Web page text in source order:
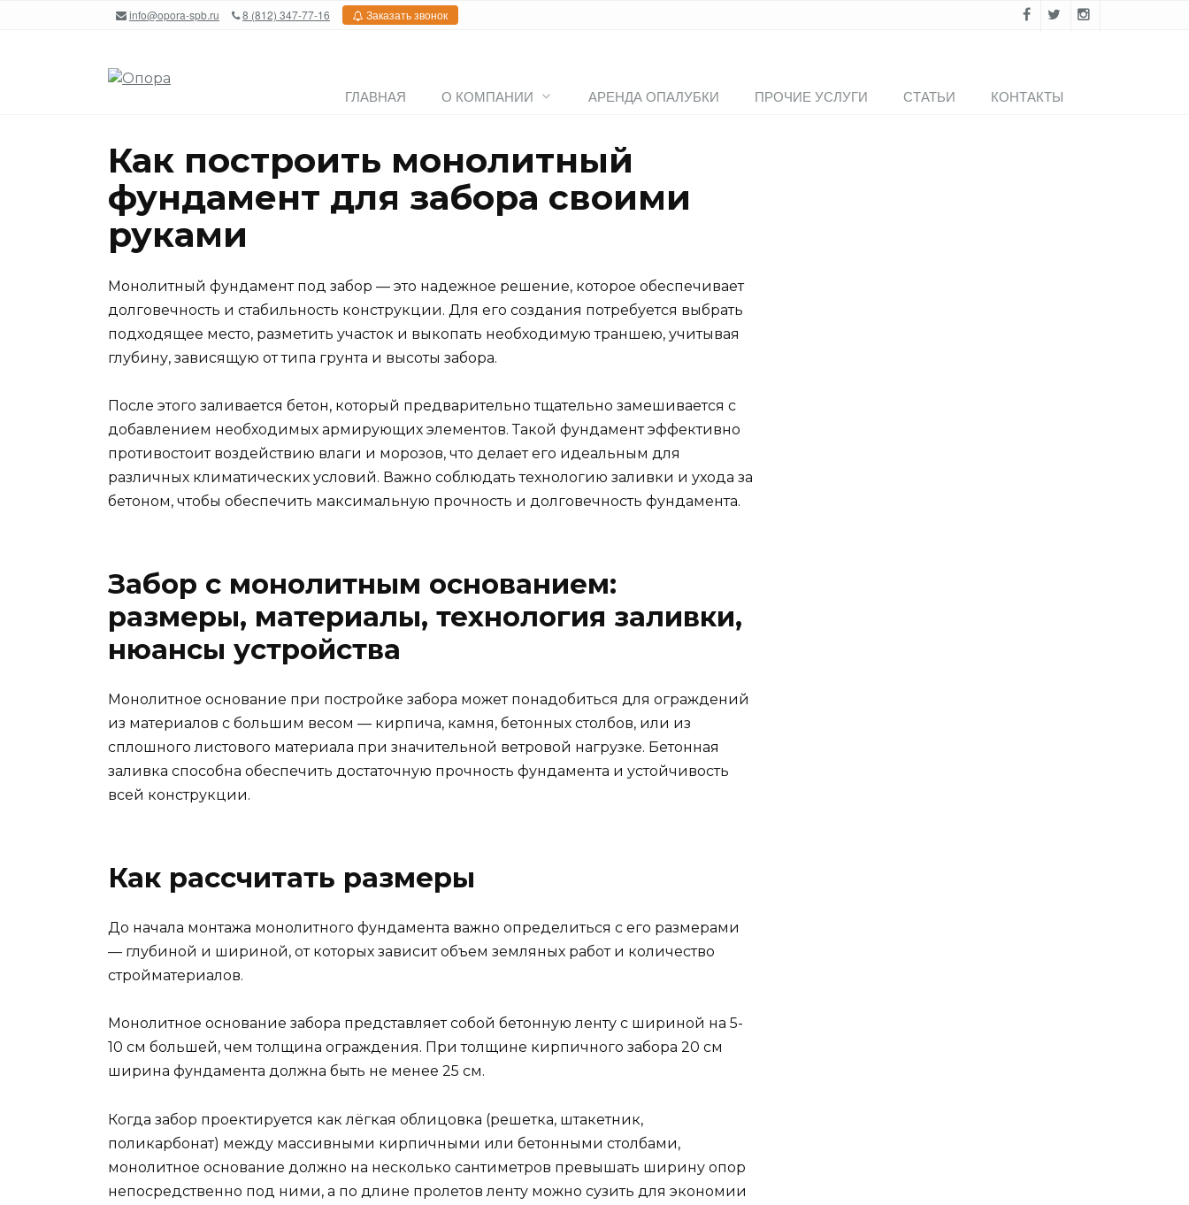
info@opora-spb.ru 8 (812) 347-77-16 Заказать звонок
ГЛАВНАЯ О КОМПАНИИ АРЕНДА ОПАЛУБКИ ПРОЧИЕ УСЛУГИ СТАТЬИ КОНТАКТЫ
Как построить монолитный
фундамент для забора своими
руками
Монолитный фундамент под забор — это надежное решение, которое обеспечивает
долговечность и стабильность конструкции. Для его создания потребуется выбрать
подходящее место, разметить участок и выкопать необходимую траншею, учитывая
глубину, зависящую от типа грунта и высоты забора.
После этого заливается бетон, который предварительно тщательно замешивается с
добавлением необходимых армирующих элементов. Такой фундамент эффективно
противостоит воздействию влаги и морозов, что делает его идеальным для
различных климатических условий. Важно соблюдать технологию заливки и ухода за
бетоном, чтобы обеспечить максимальную прочность и долговечность фундамента.
Забор с монолитным основанием:
размеры, материалы, технология заливки,
нюансы устройства
Монолитное основание при постройке забора может понадобиться для ограждений
из материалов с большим весом — кирпича, камня, бетонных столбов, или из
сплошного листового материала при значительной ветровой нагрузке. Бетонная
заливка способна обеспечить достаточную прочность фундамента и устойчивость
всей конструкции.
Как рассчитать размеры
До начала монтажа монолитного фундамента важно определиться с его размерами
— глубиной и шириной, от которых зависит объем земляных работ и количество
стройматериалов.
Монолитное основание забора представляет собой бетонную ленту с шириной на 5-
10 см большей, чем толщина ограждения. При толщине кирпичного забора 20 см
ширина фундамента должна быть не менее 25 см.
Когда забор проектируется как лёгкая облицовка (решетка, штакетник,
поликарбонат) между массивными кирпичными или бетонными столбами,
монолитное основание должно на несколько сантиметров превышать ширину опор
непосредственно под ними, а по длине пролетов ленту можно сузить для экономии